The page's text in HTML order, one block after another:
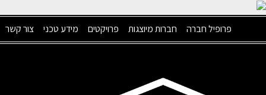
פרופיל חברה חברות מיוצגות פרויקטים מידע טכני צור קשר